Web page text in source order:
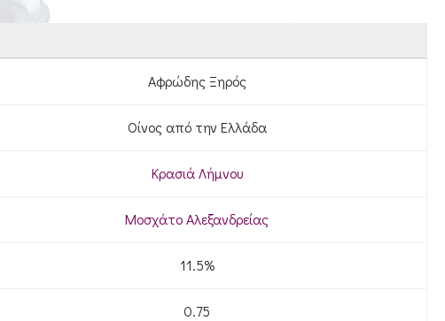
Αφρώδης Ξηρός
Οίνος από την Ελλάδα
Κρασιά Λήμνου
Μοσχάτο Αλεξανδρείας
11.5%
0.75